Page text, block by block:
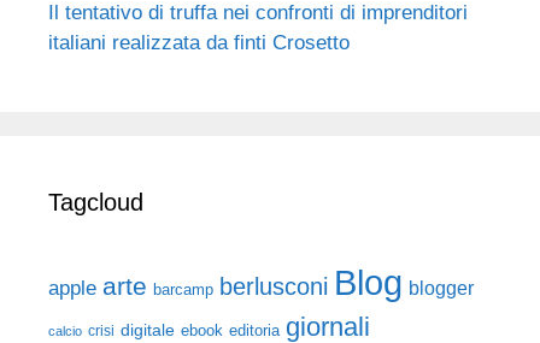
Il tentativo di truffa nei confronti di imprenditori
italiani realizzata da finti Crosetto
Tagcloud
apple arte barcamp berlusconi Blog blogger
calcio crisi digitale ebook editoria giornali